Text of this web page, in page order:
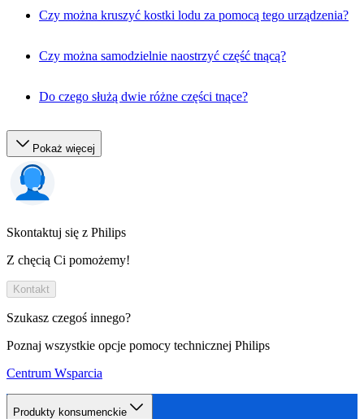
Czy można kruszyć kostki lodu za pomocą tego urządzenia?
Czy można samodzielnie naostrzyć część tnącą?
Do czego służą dwie różne części tnące?
Pokaż więcej
Skontaktuj się z Philips
Z chęcią Ci pomożemy!
Kontakt
Szukasz czegoś innego?
Poznaj wszystkie opcje pomocy technicznej Philips
Centrum Wsparcia
Produkty konsumenckie